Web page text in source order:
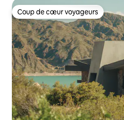
Coup de cœur voyageurs
Coup de cœur voyageurs